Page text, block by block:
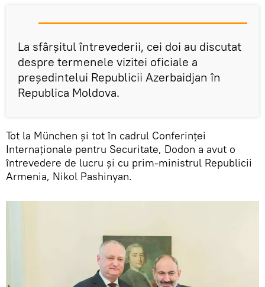
La sfârșitul întrevederii, cei doi au discutat
despre termenele vizitei oficiale a
președintelui Republicii Azerbaidjan în
Republica Moldova.
Tot la München și tot în cadrul Conferinței
Internaționale pentru Securitate, Dodon a avut o
întrevedere de lucru și cu prim-ministrul Republicii
Armenia, Nikol Pashinyan.